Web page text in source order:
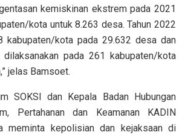
kemiskinan ekstrem pada 2021
kota untuk 8.263 desa. Tahun 2022
kabupaten/kota pada 29.632 desa dan
pada 261 kabupaten/kota
jelas Bamsoet.
SOKSI dan Kepala Badan Hubungan
Pertahanan dan Keamanan KADIN
meminta kepolisian dan kejaksaan di